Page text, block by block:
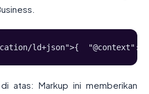
ld+json">{
atas: Markup ini memberikan